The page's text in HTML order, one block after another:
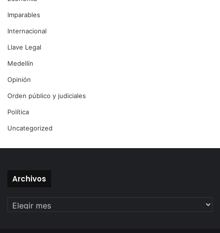
Imparables
Internacional
Llave Legal
Medellín
Opinión
Orden público y judiciales
Política
Uncategorized
Archivos